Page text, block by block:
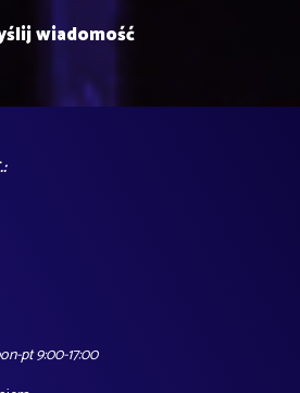
pt 9:00-17:00